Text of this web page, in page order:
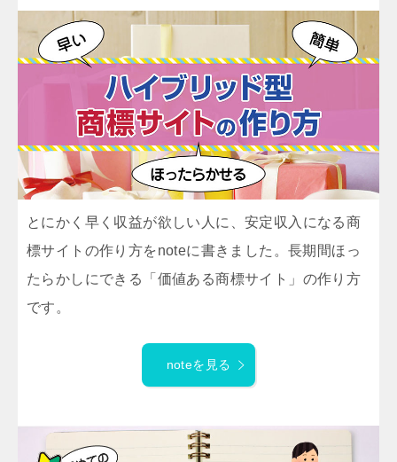
とにかく早く収益が欲しい人に、安定収入になる商
標サイトの作り方をnoteに書きました。長期間ほっ
たらかしにできる「価値ある商標サイト」の作り方
です。
noteを見る